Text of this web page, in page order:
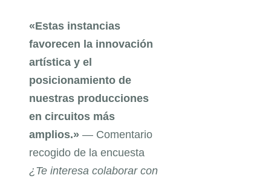
«Estas instancias
favorecen la innovación
artística y el
posicionamiento de
nuestras producciones
en circuitos más
amplios.» — Comentario
recogido de la encuesta
¿Te interesa colaborar con